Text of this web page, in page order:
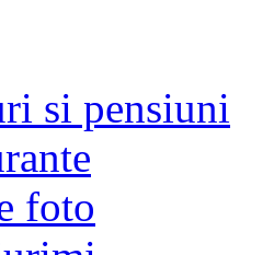
si pensiuni
foto